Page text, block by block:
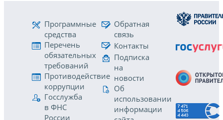
Программные
средства
Перечень
обязательных
требований
Противодействие
коррупции
Госслужба
в ФНС
России
Обратная
связь
Контакты
Подписка
на
новости
Об
использовании
информации